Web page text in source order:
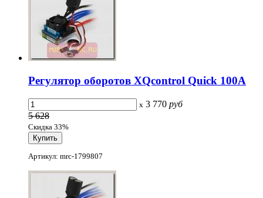
Регулятор оборотов XQcontrol Quick 100A
x 3 770 руб
5 628
Скидка 33%
Артикул: mrc-1799807